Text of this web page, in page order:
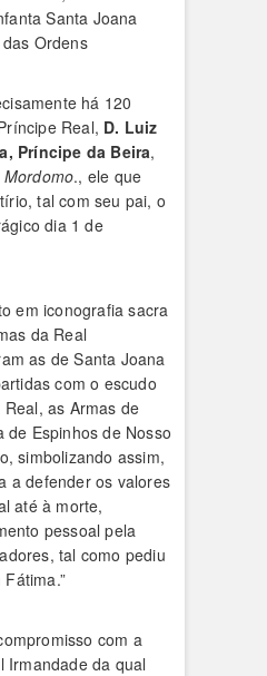
Santa Joana
Ordens
há 120
Real, D. Luiz
Príncipe da Beira,
Mordomo., ele que
tal com seu pai, o
dia 1 de
em iconografia sacra
da Real
as de Santa Joana
com o escudo
as Armas de
de Espinhos de Nosso
simbolizando assim,
a defender os valores
até à morte,
pessoal pela
tal como pediu
com a
Irmandade da qual